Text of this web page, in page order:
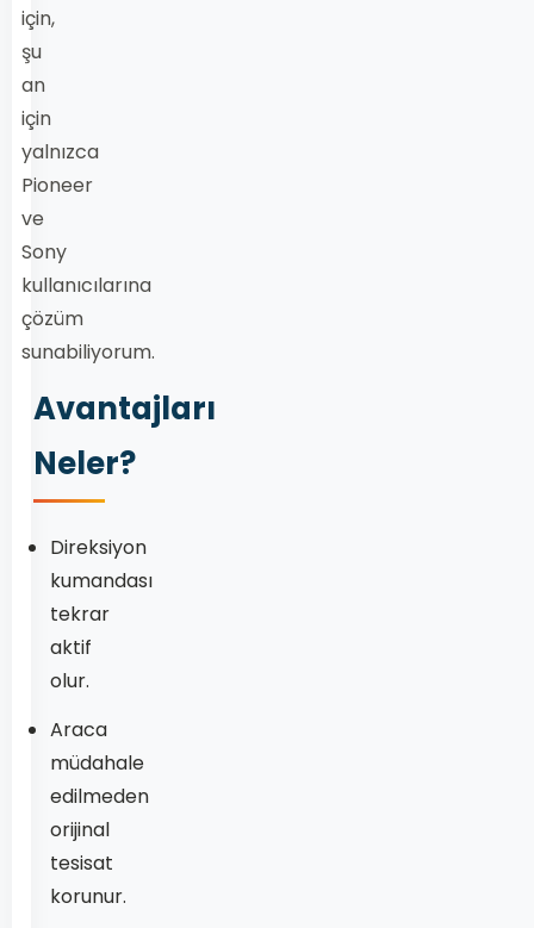
için,
şu
an
için
yalnızca
Pioneer
ve
Sony
kullanıcılarına
çözüm
sunabiliyorum.
Avantajları
Neler?
Direksiyon
kumandası
tekrar
aktif
olur.
Araca
müdahale
edilmeden
orijinal
tesisat
korunur.